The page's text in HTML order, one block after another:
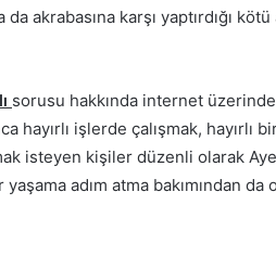
akrabasına karşı yaptırdığı
sorusu hakkında internet
hayırlı işlerde çalışmak, hayırlı
isteyen kişiler düzenli olarak
adım atma bakımından da